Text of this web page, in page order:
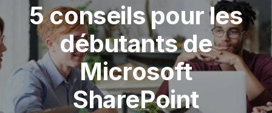
t
5 conseils pour les
débutants de
Microsoft
SharePoint